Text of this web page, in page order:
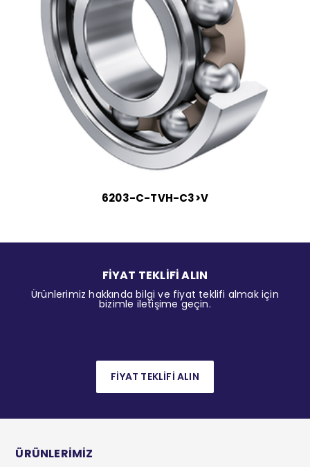
6203-C-TVH-C3>V
FİYAT TEKLİFİ ALIN
Ürünlerimiz hakkında bilgi ve fiyat teklifi almak için
bizimle iletişime geçin.
FİYAT TEKLİFİ ALIN
ÜRÜNLERİMİZ